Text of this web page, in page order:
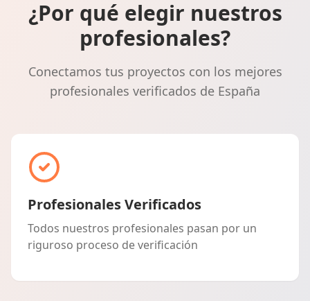
¿Por qué elegir nuestros
profesionales?
Conectamos tus proyectos con los mejores
profesionales verificados de España
Profesionales Verificados
Todos nuestros profesionales pasan por un
riguroso proceso de verificación